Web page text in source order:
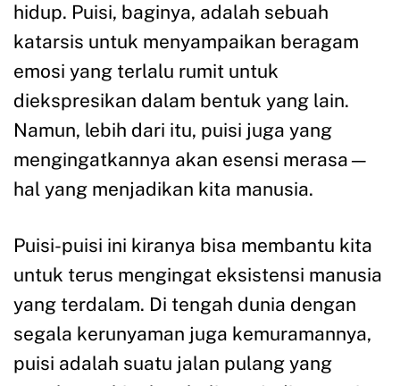
hidup. Puisi, baginya, adalah sebuah
katarsis untuk menyampaikan beragam
emosi yang terlalu rumit untuk
diekspresikan dalam bentuk yang lain.
Namun, lebih dari itu, puisi juga yang
mengingatkannya akan esensi merasa—
hal yang menjadikan kita manusia.
Puisi-puisi ini kiranya bisa membantu kita
untuk terus mengingat eksistensi manusia
yang terdalam. Di tengah dunia dengan
segala kerunyaman juga kemuramannya,
puisi adalah suatu jalan pulang yang